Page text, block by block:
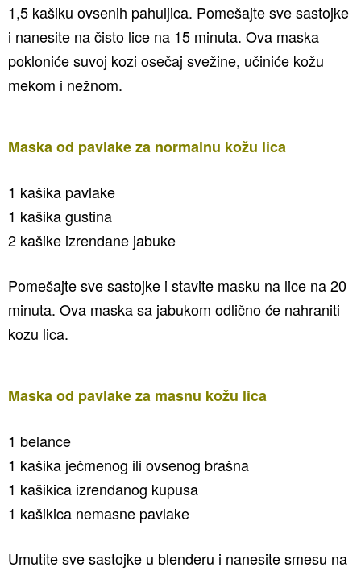
1,5 kašiku ovsenih pahuljica. Pomešajte sve sastojke
i nanesite na čisto lice na 15 minuta. Ova maska
pokloniće suvoj kozi osečaj svežine, učiniće kožu
mekom i nežnom.
Maska od pavlake za normalnu kožu lica
1 kašika pavlake
1 kašika gustina
2 kašike izrendane jabuke
Pomešajte sve sastojke i stavite masku na lice na 20
minuta. Ova maska sa jabukom odlično će nahraniti
kozu lica.
Maska od pavlake za masnu kožu lica
1 belance
1 kašika ječmenog ili ovsenog brašna
1 kašikica izrendanog kupusa
1 kašikica nemasne pavlake
Umutite sve sastojke u blenderu i nanesite smesu na